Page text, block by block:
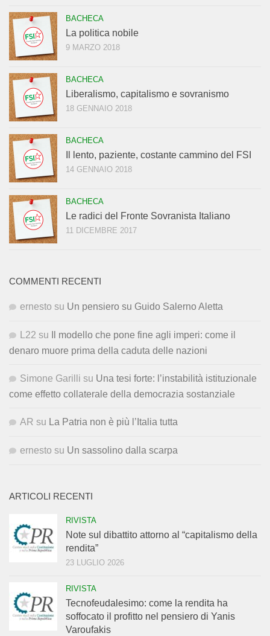
BACHECA
La politica nobile
9 MARZO 2018
BACHECA
Liberalismo, capitalismo e sovranismo
18 GENNAIO 2018
BACHECA
Il lento, paziente, costante cammino del FSI
14 GENNAIO 2018
BACHECA
Le radici del Fronte Sovranista Italiano
11 DICEMBRE 2017
COMMENTI RECENTI
ernesto su Un pensiero su Guido Salerno Aletta
L22 su
Il modello che pone fine agli imperi: come il
denaro muore prima della caduta delle nazioni
Simone Garilli su Una tesi forte: l’instabilità istituzionale
come effetto collaterale della democrazia sostanziale
AR su La Patria non è più l’Italia tutta
ernesto su Un sassolino dalla scarpa
ARTICOLI RECENTI
RIVISTA
Note sul dibattito attorno al “capitalismo della
rendita”
23 LUGLIO 2026
RIVISTA
Tecnofeudalesimo: come la rendita ha
soffocato il profitto nel pensiero di Yanis
Varoufakis